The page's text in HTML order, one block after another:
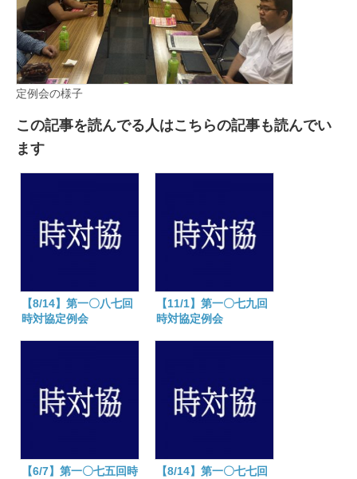
定例会の様子
この記事を読んでる人はこちらの記事も読んでい
ます
【8/14】第一〇八七回
時対協定例会
【11/1】第一〇七九回
時対協定例会
【6/7】第一〇七五回時
【8/14】第一〇七七回